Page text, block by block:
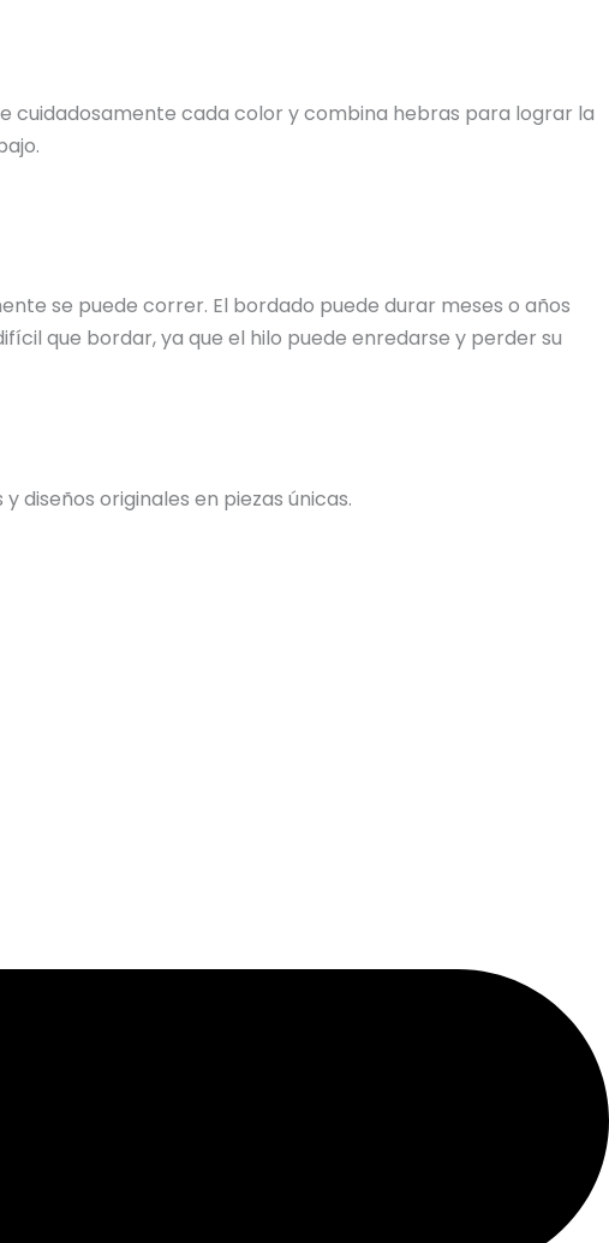
cuidadosamente cada color y combina hebras para lograr la
se puede correr. El bordado puede durar meses o años
que bordar, ya que el hilo puede enredarse y perder su
diseños originales en piezas únicas.